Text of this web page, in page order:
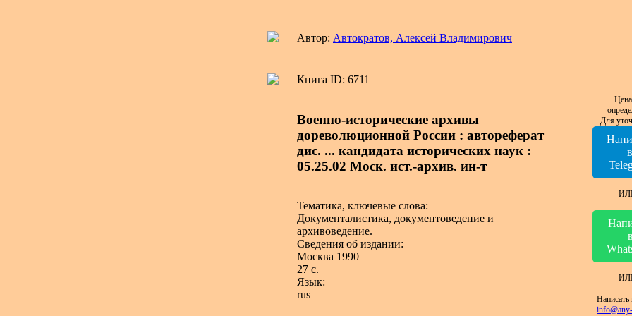
Автор: Автократов, Алексей Владимирович
Книга ID: 6711
Военно-исторические архивы
дореволюционной России : автореферат
дис. ... кандидата исторических наук :
05.25.02 Моск. ист.-архив. ин-т
Тематика, ключевые слова:
Документалистика, документоведение и
архивоведение.
Сведения об издании:
Москва 1990
27 с.
Язык:
rus
Для
в
в
Написать